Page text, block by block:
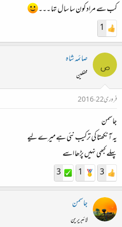
کب سے مراد کون سا سال تها ۔۔۔
1
ص صائمہ شاہ
محفلین
فروری 22، 2016
جاسمن
یہ آنکھتا کی ترکیب نئی ہے میرے لیے
پہلے کبھی نہیں پڑھا اسے
3
1
3
جاسمن
لائبریرین